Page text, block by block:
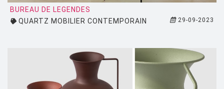
SENTOU
SERAX
BUREAU DE LEGENDES
QUARTZ MOBILIER CONTEMPORAIN
29-09-2023